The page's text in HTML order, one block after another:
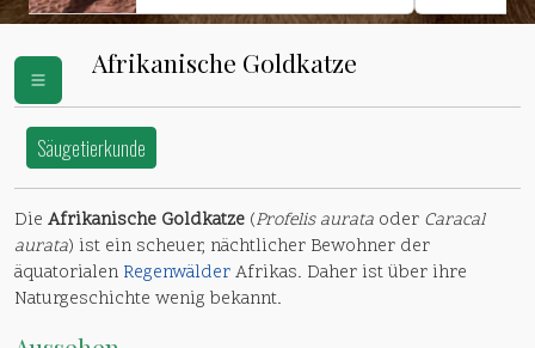
Afrikanische Goldkatze
Säugetierkunde
Die Afrikanische Goldkatze (Profelis aurata oder Caracal
aurata) ist ein scheuer, nächtlicher Bewohner der
äquatorialen RegenwälderAfrikas. Daher ist über ihre
Naturgeschichte wenig bekannt.